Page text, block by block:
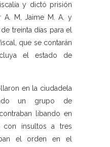
y dictó prisión
A. M, Jaime M. A. y
treinta días para el
que se contarán
el estado de
en la ciudadela
un grupo de
libando en
con insultos a tres
el orden en el